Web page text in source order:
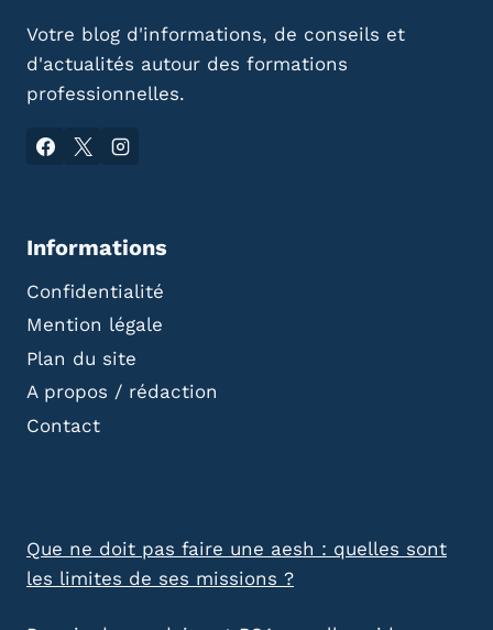
Votre blog d'informations, de conseils et
d'actualités autour des formations
professionnelles.
Informations
Confidentialité
Mention légale
Plan du site
A propos / rédaction
Contact
Que ne doit pas faire une aesh : quelles sont
les limites de ses missions ?